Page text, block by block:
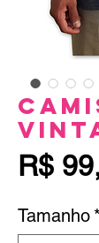
R$
Tamanho *